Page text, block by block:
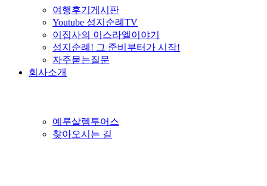
여행후기게시판
Youtube 성지순례TV
이집사의 이스라엘이야기
성지순례! 그 준비부터가 시작!
자주묻는질문
회사소개
예루살렘투어스
찾아오시는 길